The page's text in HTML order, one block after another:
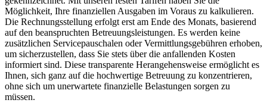
Möglichkeit, Ihre finanziellen Ausgaben im Voraus zu kalkulieren.
Die Rechnungsstellung erfolgt erst am Ende des Monats, basierend
auf den beanspruchten Betreuungsleistungen. Es werden keine
zusätzlichen Servicepauschalen oder Vermittlungsgebühren erhoben,
um sicherzustellen, dass Sie stets über die anfallenden Kosten
informiert sind. Diese transparente Herangehensweise ermöglicht es
Ihnen, sich ganz auf die hochwertige Betreuung zu konzentrieren,
ohne sich um unerwartete finanzielle Belastungen sorgen zu
müssen.